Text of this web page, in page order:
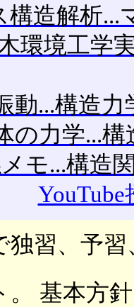
構造解析...
環境工学
動...構造
の力学...
モ...構造
独習、予
。 基本方